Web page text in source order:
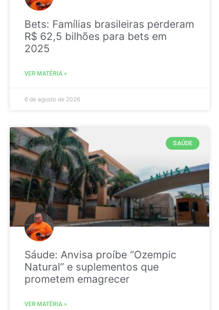
Bets: Famílias brasileiras perderam
R$ 62,5 bilhões para bets em
2025
VER MATÉRIA »
6 de agosto de 2026
SAÚDE
Sáude: Anvisa proíbe “Ozempic
Natural” e suplementos que
prometem emagrecer
VER MATÉRIA »